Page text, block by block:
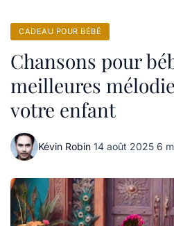
CADEAU POUR BÉBÉ
Chansons pour
meilleures
votre enfant
Kévin Robin·14 août 2025·6